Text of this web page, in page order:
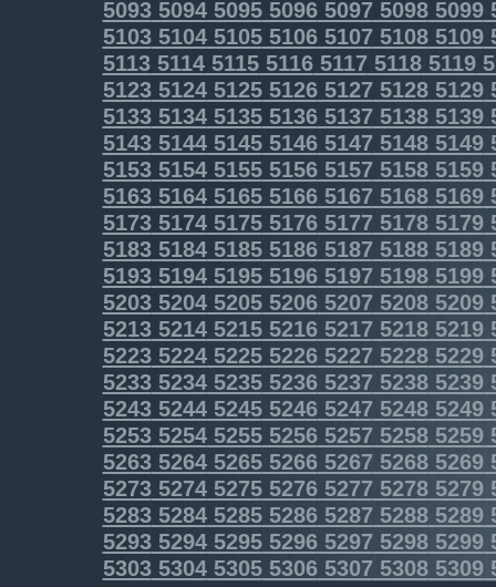
5093509450955096509750985099
5103510451055106510751085109
5113511451155116511751185119
5123512451255126512751285129
5133513451355136513751385139
5143514451455146514751485149
5153515451555156515751585159
5163516451655166516751685169
5173517451755176517751785179
5183518451855186518751885189
51935194519551965197 51985199
52035204520552065207 52085209
5213521452155216521752185219
52235224522552265227 52285229
52335234523552365237 52385239
52435244524552465247 52485249
52535254525552565257 52585259
52635264526552665267 52685269
52735274527552765277 52785279
52835284528552865287 52885289
52935294529552965297 52985299
53035304530553065307 53085309